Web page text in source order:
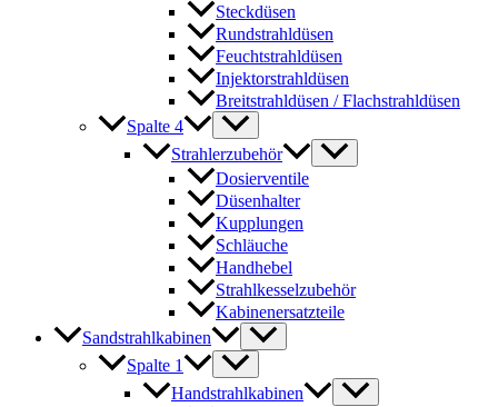
Steckdüsen
Rundstrahldüsen
Feuchtstrahldüsen
Injektorstrahldüsen
Breitstrahldüsen / Flachstrahldüsen
Spalte 4
Strahlerzubehör
Dosierventile
Düsenhalter
Kupplungen
Schläuche
Handhebel
Strahlkesselzubehör
Kabinenersatzteile
Sandstrahlkabinen
Spalte 1
Handstrahlkabinen